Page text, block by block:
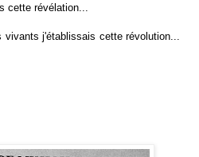
cette révélation...
j'établissais cette révolution...